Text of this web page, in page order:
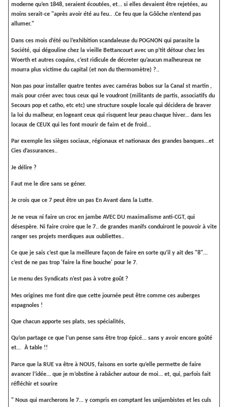
moderne qu’en 1848, seraient écoutées, et... si elles devaient être rejetées, au
moins serait-ce "après avoir été au feu.. .Ce feu que la Gôôche n’entend pas
allumer."
Dans ces mois d’été ou l’exhibition scandaleuse du POGNON qui parasite la
Société, qui dégouline chez la vieille Bettancourt avec un p’tit détour chez les
Woerth et autres coquins, c’est ridicule de décreter qu’aucun malheureux ne
mourra plus victime du capital (et non du thermomètre) ?..
Non pas pour installer quatre tentes avec caméras bobos sur la Canal st martin ,
mais pour créer avec tous ceux qui le voudront (militants de partis, associatifs du
Secours pop et catho, etc etc) une structure souple locale qui décidera de braver
la loi du malheur, en logeant ceux qui risquent leur peau chaque hiver... dans les
locaux de CEUX qui les font mourir de faim et de froid...
Par exemple les sièges sociaux, régionaux et nationaux des grandes banques...et
Cies d’assurances..
Je délire ?
Faut me le dire sans se géner.
Je crois que ce 7 peut être un pas En Avant dans la Lutte.
Je ne veux ni faire un croc en jambe AVEC DU maximalisme anti-CGT, qui
désespère. Ni faire croire que le 7.. de grandes manifs conduiront le pouvoir à vite
ranger ses projets merdiques aux oubliettes..
Ce que je sais c’est que la meilleure façon de faire en sorte qu’il y ait des "8"...
c’est de ne pas trop 'faire la fine bouche' pour le 7.
Le menu des Syndicats n’est pas à votre goût ?
Mes origines me font dire que cette journée peut être comme ces auberges
espagnoles !
Que chacun apporte ses plats, ses spécialités,
Qu’on partage ce que l’un pense sans être trop épicé... sans y avoir encore goûté
et... À table !!
Parce que la RUE va être à NOUS, faisons en sorte qu’elle permette de faire
avancer l’idée... que je m’obstine à rabâcher autour de moi... et, qui, parfois fait
réfléchir et sourire
" Nous qui marcherons le 7... y compris en comptant les unijambistes et les culs